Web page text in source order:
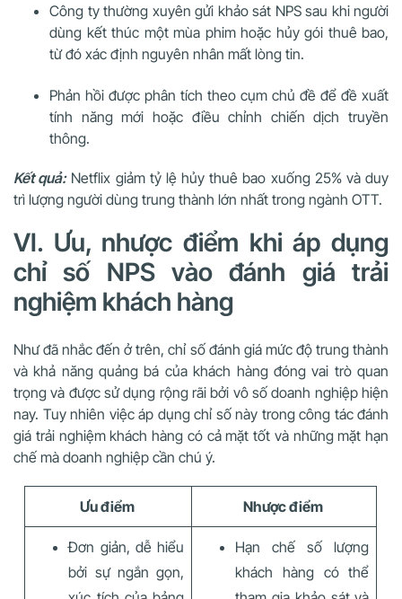
Công ty thường xuyên gửi khảo sát NPS sau khi người
dùng kết thúc một mùa phim hoặc hủy gói thuê bao,
từ đó xác định nguyên nhân mất lòng tin.
Phản hồi được phân tích theo cụm chủ đề để đề xuất
tính năng mới hoặc điều chỉnh chiến dịch truyền
thông.
Kết quả:Netflix giảm tỷ lệ hủy thuê bao xuống 25% và duy
trì lượng người dùng trung thành lớn nhất trong ngành OTT.
VI. Ưu, nhược điểm khi áp dụng
chỉ số NPS vào đánh giá trải
nghiệm khách hàng
Như đã nhắc đến ở trên, chỉ số đánh giá mức độ trung thành
và khả năng quảng bá của khách hàng đóng vai trò quan
trọng và được sử dụng rộng rãi bởi vô số doanh nghiệp hiện
nay. Tuy nhiên việc áp dụng chỉ số này trong công tác đánh
giá trải nghiệm khách hàng có cả mặt tốt và những mặt hạn
chế mà doanh nghiệp cần chú ý.
Ưu điểm Nhược điểm
Đơn giản, dễ hiểu
bởi sự ngắn gọn,
Hạn chế số lượng
khách hàng có thể